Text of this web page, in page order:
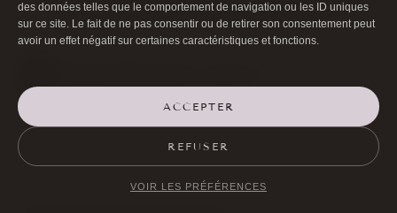
des données telles que le comportement de navigation ou les ID uniques
sur ce site. Le fait de ne pas consentir ou de retirer son consentement peut
avoir un effet négatif sur certaines caractéristiques et fonctions.
ACCEPTER
REFUSER
VOIR LES PRÉFÉRENCES
 01 40 17 00 99
